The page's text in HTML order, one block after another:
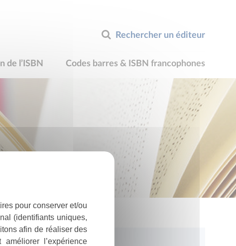
Rechercher un éditeur
de l’ISBN Codes barres & ISBN francophones
pour conserver et/ou
(identifiants uniques,
afin de réaliser des
l’expérience